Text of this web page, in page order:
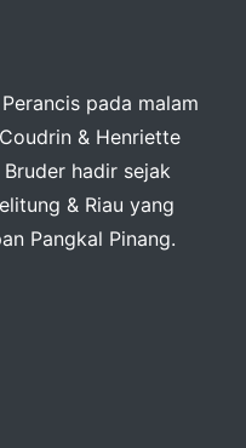
pada malam
& Henriette
hadir sejak
& Riau yang
Pangkal Pinang.